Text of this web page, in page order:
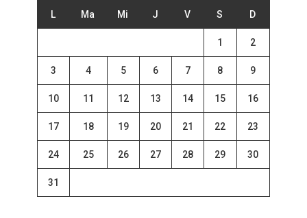
L Ma Mi J V S D
1 2
3 4 5 6 7 8 9
10 11 12 13 14 15 16
17 18 19 20 21 22 23
24 25 26 27 28 29 30
31